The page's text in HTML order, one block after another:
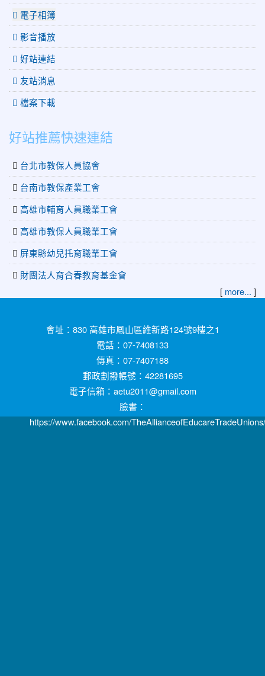
電子相簿
影音播放
好站連結
友站消息
檔案下載
好站推薦快速連結
台北市教保人員協會
台南市教保產業工會
高雄市輔育人員職業工會
高雄市教保人員職業工會
屏東縣幼兒托育職業工會
財團法人育合春教育基金會
[ more... ]
會址：830 高雄市鳳山區維新路124號9樓之1
電話：07-7408133
傳真：07-7407188
郵政劃撥帳號：42281695
電子信箱：aetu2011@gmail.com
臉書：
https://www.facebook.com/TheAllianceofEducareTradeUnions/